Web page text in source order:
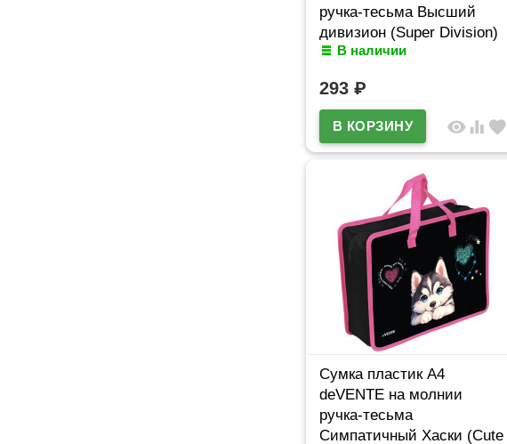
ручка-тесьма Высший
дивизион (Super Division)
с расширением
В наличии
293 ₽
visibility equalizer favorite
Сумка пластик А4
deVENTE на молнии
ручка-тесьма
Симпатичный Хаски (Cute